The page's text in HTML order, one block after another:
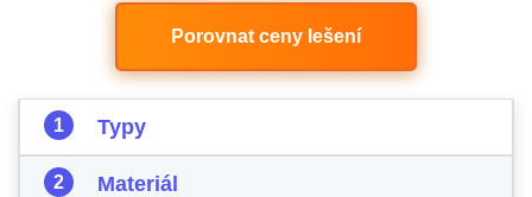
Porovnat ceny lešení
Typy
Materiál